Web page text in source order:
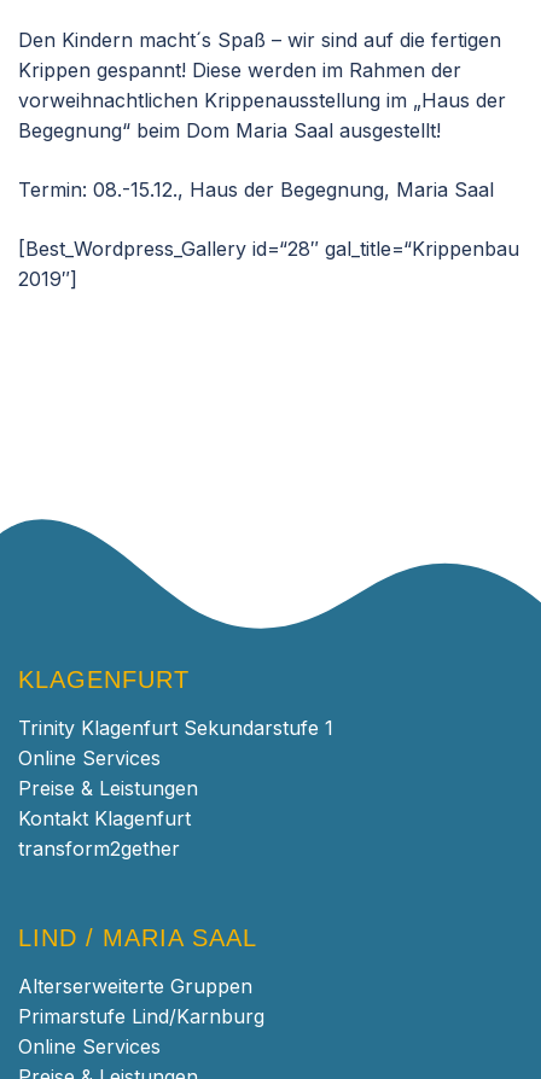
Den Kindern macht´s Spaß – wir sind auf die fertigen
Krippen gespannt! Diese werden im Rahmen der
vorweihnachtlichen Krippenausstellung im „Haus der
Begegnung“ beim Dom Maria Saal ausgestellt!
Termin: 08.-15.12., Haus der Begegnung, Maria Saal
[Best_Wordpress_Gallery id=“28″ gal_title=“Krippenbau
2019″]
KLAGENFURT
Trinity Klagenfurt Sekundarstufe 1
Online Services
Preise & Leistungen
Kontakt Klagenfurt
transform2gether
LIND / MARIA SAAL
Alterserweiterte Gruppen
Primarstufe Lind/Karnburg
Online Services